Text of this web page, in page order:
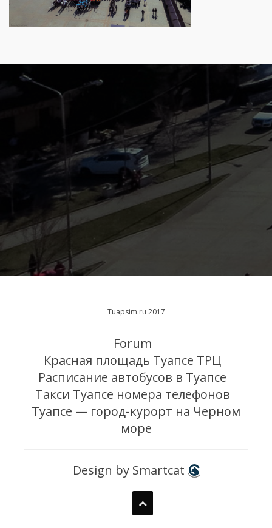
Навигация
по
Tuapsim.ru 2017
Forum
Красная площадь Туапсе ТРЦ
Расписание автобусов в Туапсе
Такси Туапсе номера телефонов
Туапсе — город-курорт на Черном
море
Design by Smartcat